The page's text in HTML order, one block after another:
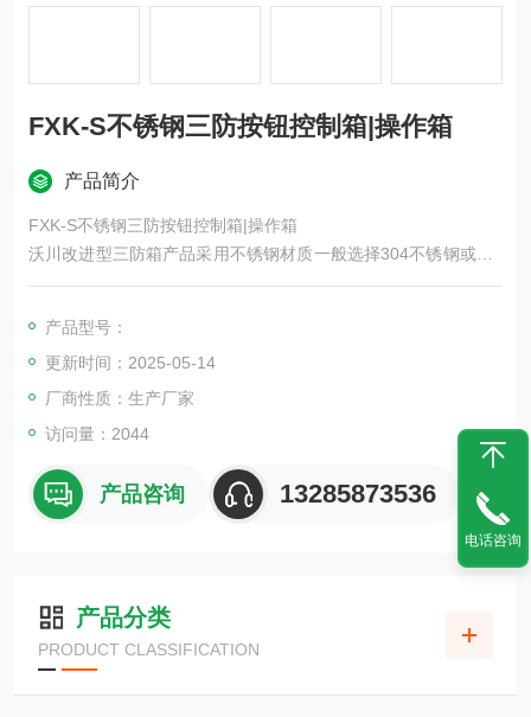
FXK-S不锈钢三防按钮控制箱|操作箱
产品简介
FXK-S不锈钢三防按钮控制箱|操作箱
沃川改进型三防箱产品采用不锈钢材质一般选择304不锈钢或者3
16L不锈钢材质进行加工；
泽亮丽；产品的尺寸安装方式可以根据用户需要定做。
产品型号：
更新时间：2025-05-14
厂商性质：生产厂家
访问量：2044
产品咨询 13285873536
产品分类
PRODUCT CLASSIFICATION
电话咨询